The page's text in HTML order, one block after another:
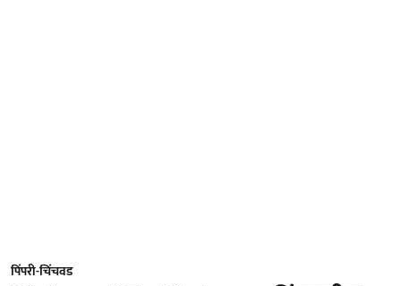
पिंपरी-चिंचवड